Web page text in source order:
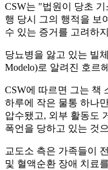
CSW는 "법원이 당초
행 당시 그의 행적을 보
수 있는 증거를 고려하
당뇨병을 앓고 있는 빌
Modelo)로 알려진 호르
CSW에 따르면 그는 책
하루에 작은 물통 하나
압수됐고, 외부 활동도
폭언을 당하고 있는 것
교도소 측은 가족들이
및 혈액순환 장애 치료